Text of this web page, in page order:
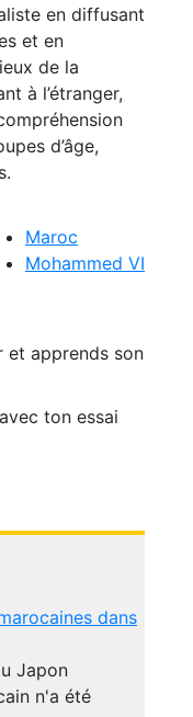
en diffusant
et en
de la
à l’étranger,
d’âge,
Maroc
Mohammed VI
et apprends son
ton essai
dans
Japon
n'a été